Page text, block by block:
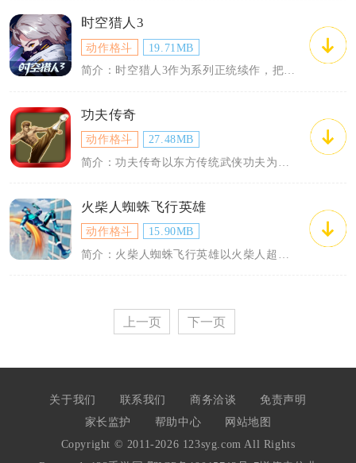
时空猎人3
动作格斗
19.71MB
简介：时空猎人3作为系列正统续作，把初代像素横版格斗升级为3D科幻横版动作玩法，故...
功夫传奇
动作格斗
27.48MB
火柴人蜘蛛飞行英雄
动作格斗
15.90MB
上一页 下一页
关于我们 联系我们 商务洽谈
免责声明
家长监护
帮助中心
网站地图
Copyright © 2011-2026 123syg.com All Rights